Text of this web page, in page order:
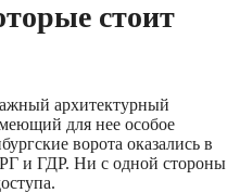
стоит
архитектурный
для нее особое
ворота оказались в
и ГДР. Ни с одной стороны